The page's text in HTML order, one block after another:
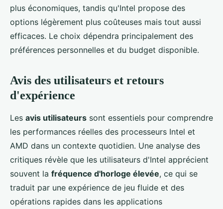
plus économiques, tandis qu'Intel propose des
options légèrement plus coûteuses mais tout aussi
efficaces. Le choix dépendra principalement des
préférences personnelles et du budget disponible.
Avis des utilisateurs et retours
d'expérience
Les avis utilisateurs sont essentiels pour comprendre
les performances réelles des processeurs Intel et
AMD dans un contexte quotidien. Une analyse des
critiques révèle que les utilisateurs d'Intel apprécient
souvent la fréquence d'horloge élevée, ce qui se
traduit par une expérience de jeu fluide et des
opérations rapides dans les applications